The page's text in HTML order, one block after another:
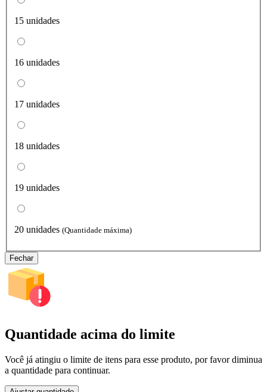
15 unidades
16 unidades
17 unidades
18 unidades
19 unidades
20 unidades (Quantidade máxima)
Fechar
Quantidade acima do limite
Você já atingiu o limite de itens para esse produto, por favor diminua
a quantidade para continuar.